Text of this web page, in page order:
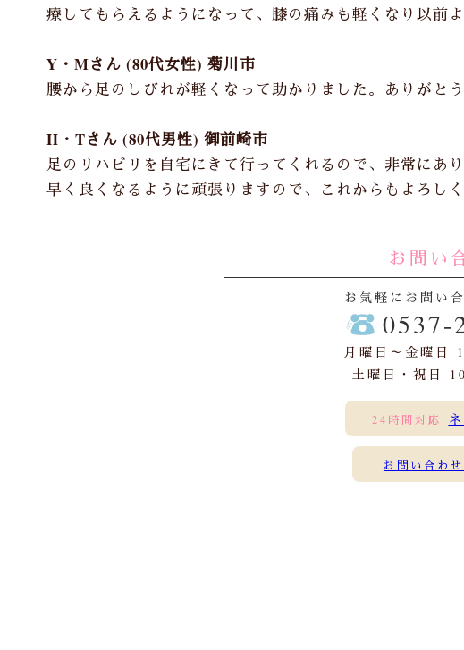
療してもらえるようになって、膝の痛みも軽くなり以前
Y・Mさん (80代女性) 菊川市
腰から足のしびれが軽くなって助かりました。ありがとう
H・Tさん (80代男性) 御前崎市
足のリハビリを自宅にきて行ってくれるので、非常にあり
早く良くなるように頑張りますので、これからもよろしく
お問い
お気軽にお問い
0537-
月曜日～金曜日
土曜日・祝日
24時間対応
お問い合わ